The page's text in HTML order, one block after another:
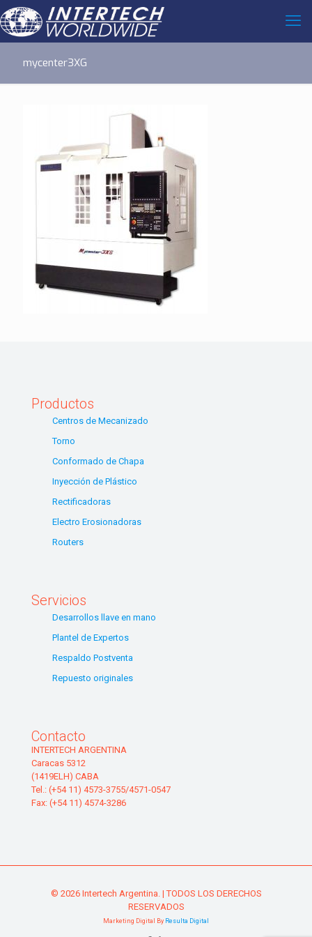
mycenter3XG
Productos
Centros de Mecanizado
Torno
Conformado de Chapa
Inyección de Plástico
Rectificadoras
Electro Erosionadoras
Routers
Servicios
Desarrollos llave en mano
Plantel de Expertos
Respaldo Postventa
Repuesto originales
Contacto
INTERTECH ARGENTINA
Caracas 5312
(1419ELH) CABA
Tel.: (+54 11) 4573-3755/4571-0547
Fax: (+54 11) 4574-3286
© 2026 Intertech Argentina. | TODOS LOS DERECHOS
RESERVADOS
Marketing Digital By Resulta Digital